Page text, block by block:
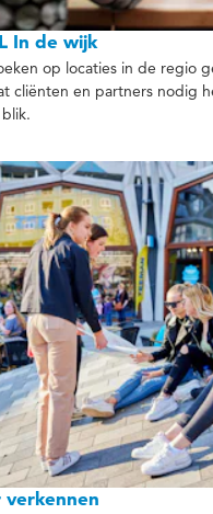
In de wijk
op locaties in de regio
cliënten en partners nodig